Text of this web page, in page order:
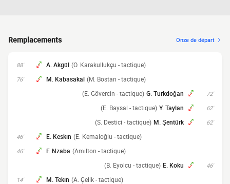
Remplacements Onze de départ
88' A. Akgül (O. Karakullukçu - tactique)
76' M. Kabasakal (M. Bostan - tactique)
72'
G. Türkdoğan
(E. Gövercin - tactique)
62'
Y. Taylan
(E. Baysal - tactique)
62'
M. Şentürk
(S. Destici - tactique)
46' E. Keskin (E. Kemaloğlu - tactique)
46' F. Nzaba (Amilton - tactique)
46'
E. Koku
(B. Eyolcu - tactique)
14' M. Tekin (A. Çelik - tactique)